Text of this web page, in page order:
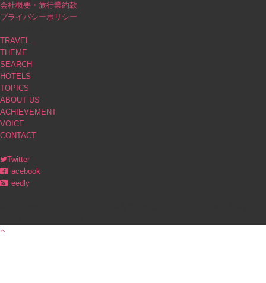
会社概要・旅行業約款
プライバシーポリシー
TRAVEL
THEME
SEARCH
HOTELS
TOPICS
ABOUT US
ACHIEVEMENT
VOICE
CONTACT
Twitter
Facebook
Feedly